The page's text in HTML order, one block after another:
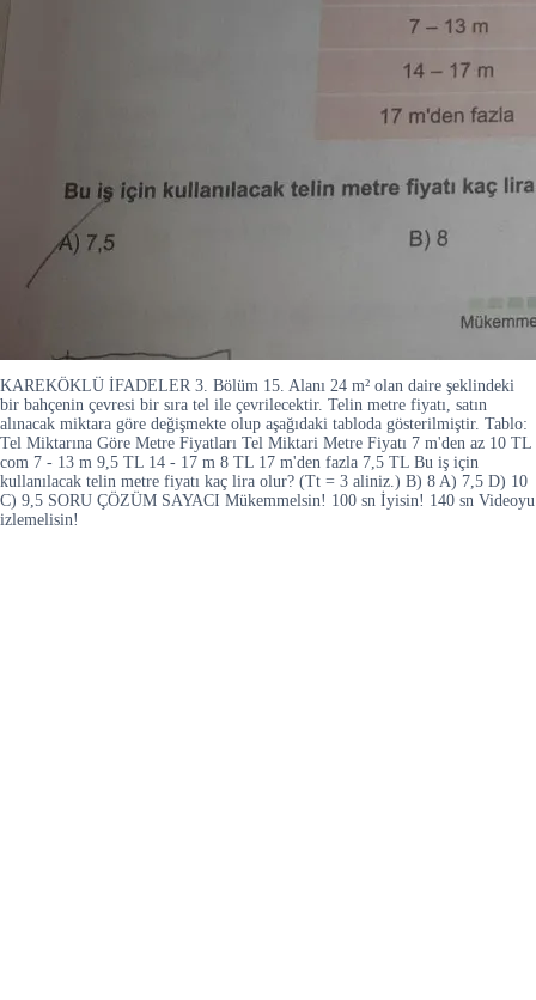
KAREKÖKLÜ İFADELER 3. Bölüm 15. Alanı 24 m² olan daire şeklindeki
bir bahçenin çevresi bir sıra tel ile çevrilecektir. Telin metre fiyatı, satın
alınacak miktara göre değişmekte olup aşağıdaki tabloda gösterilmiştir. Tablo:
Tel Miktarına Göre Metre Fiyatları Tel Miktari Metre Fiyatı 7 m'den az 10 TL
com 7 - 13 m 9,5 TL 14 - 17 m 8 TL 17 m'den fazla 7,5 TL Bu iş için
kullanılacak telin metre fiyatı kaç lira olur? (Tt = 3 aliniz.) B) 8 A) 7,5 D) 10
C) 9,5 SORU ÇÖZÜM SAYACI Mükemmelsin! 100 sn İyisin! 140 sn Videoyu
izlemelisin!